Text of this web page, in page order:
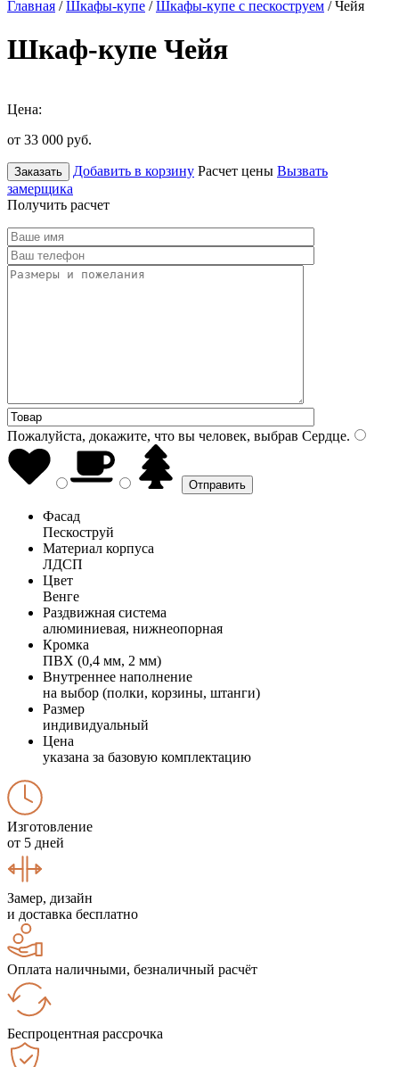
Главная /Шкафы-купе /Шкафы-купе с пескоструем / Чейя
Шкаф-купе Чейя
Цена:
от 33 000 руб.
Заказать Добавить в корзину Расчет цены Вызвать
замерщика
Получить расчет
Пожалуйста, докажите, что вы человек, выбрав Сердце.
Фасад
Пескоструй
Материал корпуса
ЛДСП
Цвет
Венге
Раздвижная система
алюминиевая, нижнеопорная
Кромка
ПВХ (0,4 мм, 2 мм)
Внутреннее наполнение
на выбор (полки, корзины, штанги)
Размер
индивидуальный
Цена
указана за базовую комплектацию
Изготовление
от 5 дней
Замер, дизайн
и доставка бесплатно
Оплата наличными, безналичный расчёт
Беспроцентная рассрочка